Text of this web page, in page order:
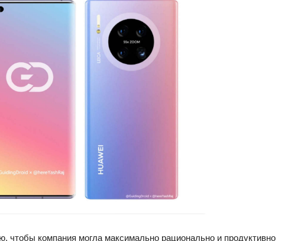
чтобы компания могла максимально рационально и продуктивно